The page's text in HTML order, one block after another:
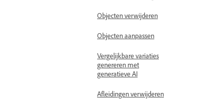
Objecten verwijderen
Objecten aanpassen
Vergelijkbare variaties
genereren met
generatieve AI
Afleidingen verwijderen